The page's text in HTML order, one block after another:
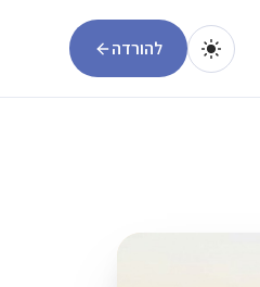
להורדה